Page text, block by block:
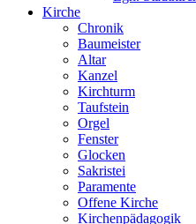
Kirche
Chronik
Baumeister
Altar
Kanzel
Kirchturm
Taufstein
Orgel
Fenster
Glocken
Sakristei
Paramente
Offene Kirche
Kirchenpädagogik